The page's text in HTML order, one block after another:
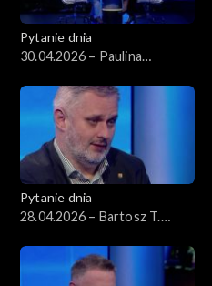
Pytanie dnia
30.04.2026 – Paulina
Pytanie dnia
28.04.2026 – Bartosz T.